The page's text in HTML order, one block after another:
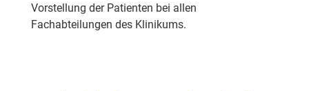
Vorstellung der Patienten bei allen
Fachabteilungen des Klinikums.